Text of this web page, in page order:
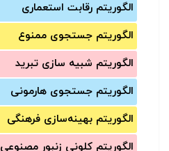
الگوریتم رقابت استعماری
الگوریتم جستجوی ممنوع
الگوریتم شبیه سازی تبرید
الگوریتم جستجوی هارمونی
الگوریتم بهینه‌سازی فرهنگی
الگوریتم کلونی زنبور مصنوعی